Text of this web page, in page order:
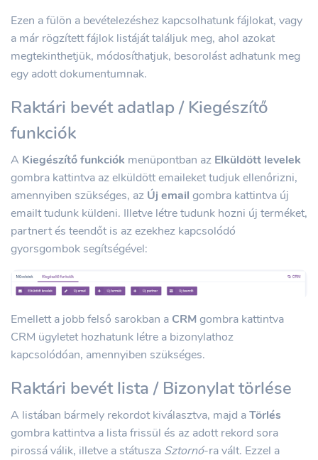
Ezen a fülön a bevételezéshez kapcsolhatunk fájlokat, vagy
a már rögzített fájlok listáját találjuk meg, ahol azokat
megtekinthetjük, módosíthatjuk, besorolást adhatunk meg
egy adott dokumentumnak.
Raktári bevét adatlap / Kiegészítő
funkciók
A Kiegészítő funkciók menüpontban az Elküldött levelek
gombra kattintva az elküldött emaileket tudjuk ellenőrizni,
amennyiben szükséges, az Új email gombra kattintva új
emailt tudunk küldeni. Illetve létre tudunk hozni új terméket,
partnert és teendőt is az ezekhez kapcsolódó
gyorsgombok segítségével:
Emellett a jobb felső sarokban a CRMgombra kattintva
CRM ügyletet hozhatunk létre a bizonylathoz
kapcsolódóan, amennyiben szükséges.
Raktári bevét lista / Bizonylat törlése
A listában bármely rekordot kiválasztva, majd aTörlés
gombra kattintva a lista frissül és az adott rekord sora
pirossá válik, illetve a státusza Sztornó-ra vált. Ezzel a